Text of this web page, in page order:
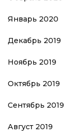
Январь 2020
Декабрь 2019
Ноябрь 2019
Октябрь 2019
Сентябрь 2019
Август 2019